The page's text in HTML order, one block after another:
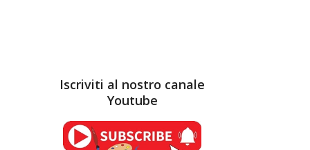
Iscriviti al nostro canale
Youtube